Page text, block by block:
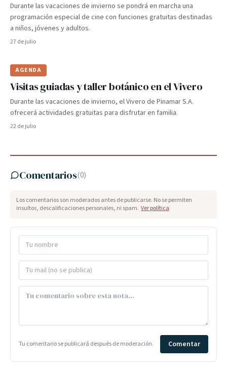
Durante las vacaciones de invierno se pondrá en marcha una
programación especial de cine con funciones gratuitas destinadas
a niños, jóvenes y adultos.
27 de julio
AGENDA
Visitas guiadas y taller botánico en el Vivero
Durante las vacaciones de invierno, el Vivero de Pinamar S.A.
ofrecerá actividades gratuitas para disfrutar en familia.
22 de julio
Comentarios(0)
Los comentarios son moderados antes de publicarse. No se permiten
insultos, descalificaciones personales, ni spam. Ver política
Tu comentario se publicará después de moderación. Comentar